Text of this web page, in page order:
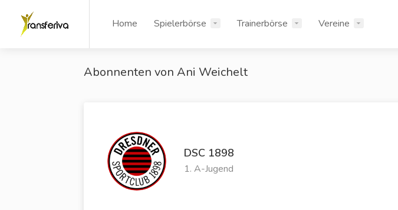
Home Spielerbörse Trainerbörse Vereine
Abonnenten von Ani Weichelt
DSC 1898
1. A-Jugend